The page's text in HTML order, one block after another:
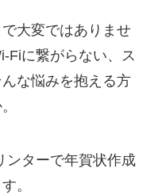
大変ではありませ
Fiに繋がらない、ス
な悩みを抱える方
ンターで年賀状作成
。